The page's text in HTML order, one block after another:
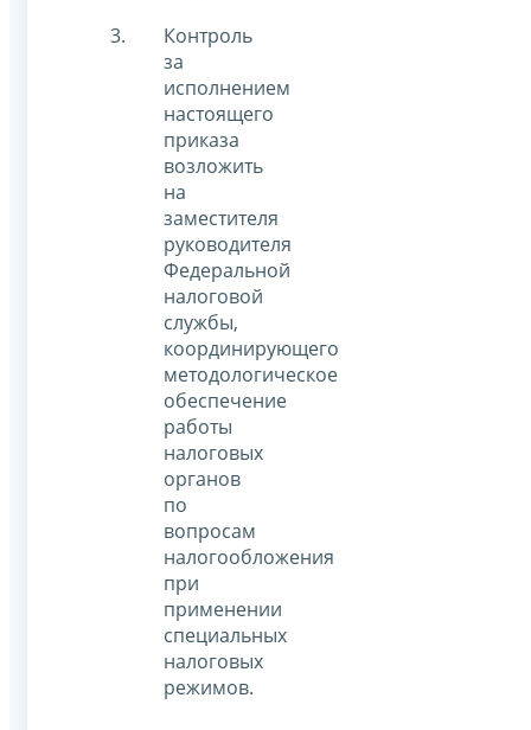
Контроль
за
исполнением
настоящего
приказа
возложить
на
заместителя
руководителя
Федеральной
налоговой
службы,
координирующего
методологическое
обеспечение
работы
налоговых
органов
по
вопросам
налогообложения
при
применении
специальных
налоговых
режимов.